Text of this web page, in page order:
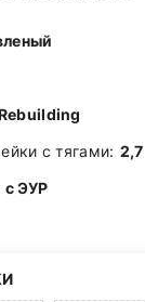
с тягами: 2,7
с ЭУР